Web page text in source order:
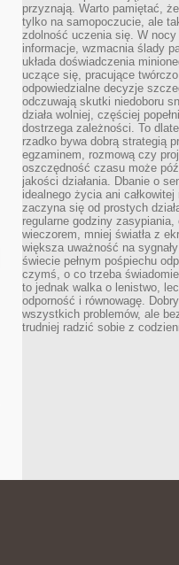
przyznają. Warto pamiętać,
tylko na samopoczucie, ale
zdolność uczenia się. W
informacje, wzmacnia ślady
układa doświadczenia
uczące się, pracujące
odpowiedzialne decyzje
odczuwają skutki niedoboru
działa wolniej, częściej
dostrzega zależności. To
rzadko bywa dobrą strategią
egzaminem, rozmową czy
oszczędność czasu może
jakości działania. Dbanie o
idealnego życia ani
zaczyna się od prostych
regularne godziny
wieczorem, mniej światła z
większa uważność na
świecie pełnym pośpiechu
czymś, o co trzeba
to jednak walka o lenistwo,
odporność i równowagę.
wszystkich problemów, ale
trudniej radzić sobie z